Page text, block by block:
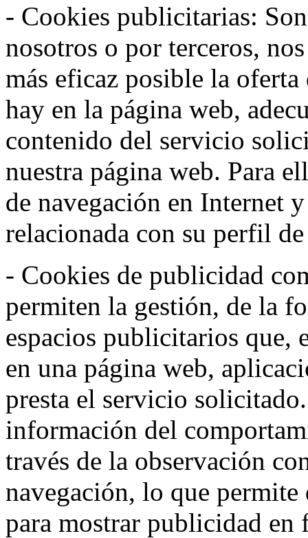
- Cookies publicitarias:
nosotros o por terceros,
más eficaz posible la
hay en la página web,
contenido del servicio
nuestra página web. Para
de navegación en Internet
relacionada con su perfil
- Cookies de publicidad
permiten la gestión, de la
espacios publicitarios que,
en una página web,
presta el servicio
información del
través de la observación
navegación, lo que
para mostrar publicidad